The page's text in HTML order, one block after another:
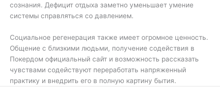
сознания. Дефицит отдыха заметно уменьшает умение
системы справляться со давлением.
Социальное регенерация также имеет огромное ценность.
Общение с близкими людьми, получение содействия в
Покердом официальный сайт и возможность рассказать
чувствами содействуют переработать напряженный
практику и внедрить его в полную картину бытия.